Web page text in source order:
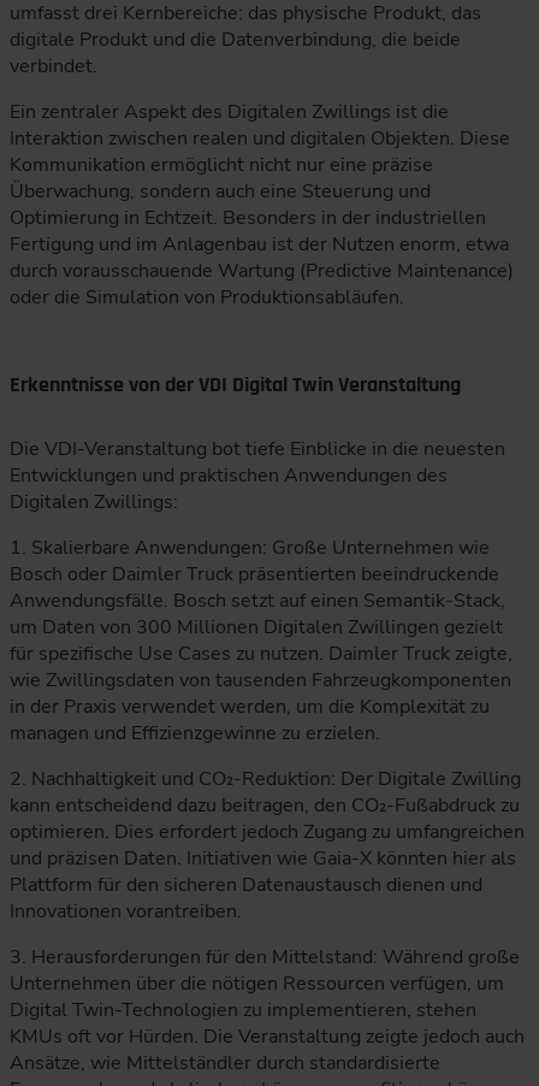
umfasst drei Kernbereiche: das physische Produkt, das
digitale Produkt und die Datenverbindung, die beide
verbindet.
Ein zentraler Aspekt des Digitalen Zwillings ist die
Interaktion zwischen realen und digitalen Objekten. Diese
Kommunikation ermöglicht nicht nur eine präzise
Überwachung, sondern auch eine Steuerung und
Optimierung in Echtzeit. Besonders in der industriellen
Fertigung und im Anlagenbau ist der Nutzen enorm, etwa
durch vorausschauende Wartung (Predictive Maintenance)
oder die Simulation von Produktionsabläufen.
Erkenntnisse von der VDI Digital Twin Veranstaltung
Die VDI-Veranstaltung bot tiefe Einblicke in die neuesten
Entwicklungen und praktischen Anwendungen des
Digitalen Zwillings:
1. Skalierbare Anwendungen: Große Unternehmen wie
Bosch oder Daimler Truck präsentierten beeindruckende
Anwendungsfälle. Bosch setzt auf einen Semantik-Stack,
um Daten von 300 Millionen Digitalen Zwillingen gezielt
für spezifische Use Cases zu nutzen. Daimler Truck zeigte,
wie Zwillingsdaten von tausenden Fahrzeugkomponenten
in der Praxis verwendet werden, um die Komplexität zu
managen und Effizienzgewinne zu erzielen.
2. Nachhaltigkeit und CO₂-Reduktion: Der Digitale Zwilling
kann entscheidend dazu beitragen, den CO₂-Fußabdruck zu
optimieren. Dies erfordert jedoch Zugang zu umfangreichen
und präzisen Daten. Initiativen wie Gaia-X könnten hier als
Plattform für den sicheren Datenaustausch dienen und
Innovationen vorantreiben.
3. Herausforderungen für den Mittelstand: Während große
Unternehmen über die nötigen Ressourcen verfügen, um
Digital Twin-Technologien zu implementieren, stehen
KMUs oft vor Hürden. Die Veranstaltung zeigte jedoch auch
Ansätze, wie Mittelständler durch standardisierte